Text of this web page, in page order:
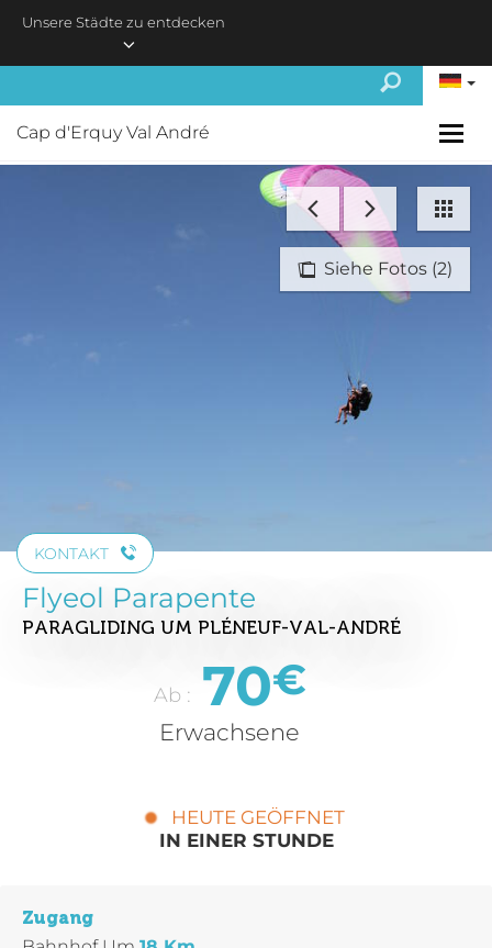
Unsere Städte zu entdecken
Cap d'Erquy Val André
Siehe Fotos (2)
KONTAKT
Flyeol Parapente
PARAGLIDING UM PLÉNEUF-VAL-ANDRÉ
Ab : 70€
Erwachsene
HEUTE GEÖFFNET
IN EINER STUNDE
Zugang